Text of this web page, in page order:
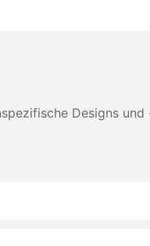
Designs